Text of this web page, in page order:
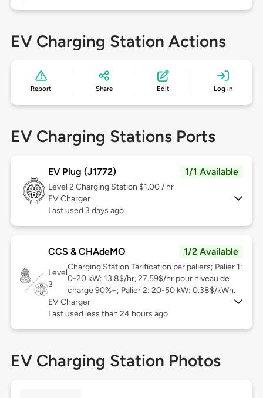
EV Charging Station Actions
Report Share Edit Log in
EV Charging Stations Ports
EV Plug (J1772) 1/1 Available
Level 2 Charging Station $1.00 / hr
EV Charger
Last used 3 days ago
CCS & CHAdeMO 1/2 Available
Level
3
Charging Station Tarification par paliers; Palier 1:
0-20 kW: 13.8$/hr, 27.59$/hr pour niveau de
charge 90%+; Palier 2: 20-50 kW: 0.38$/kWh.
EV Charger
Last used less than 24 hours ago
EV Charging Station Photos